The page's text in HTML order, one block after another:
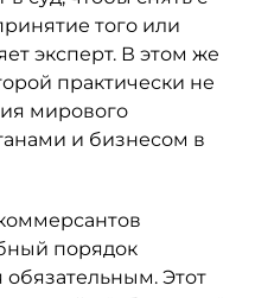
того или
эксперт. В этом же
практически не
мирового
и бизнесом в
порядок
обязательным. Этот